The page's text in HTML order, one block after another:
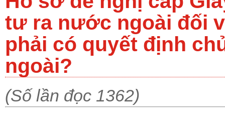
tư ra nước ngoài đối
phải có quyết định
ngoài?
(Số lần đọc 1362)